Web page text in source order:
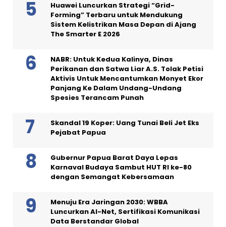
Huawei Luncurkan Strategi “Grid-
Forming” Terbaru untuk Mendukung
Sistem Kelistrikan Masa Depan di Ajang
The Smarter E 2026
NABR: Untuk Kedua Kalinya, Dinas
Perikanan dan Satwa Liar A.S. Tolak Petisi
Aktivis Untuk Mencantumkan Monyet Ekor
Panjang Ke Dalam Undang-Undang
Spesies Terancam Punah
Skandal 19 Koper: Uang Tunai Beli Jet Eks
Pejabat Papua
Gubernur Papua Barat Daya Lepas
Karnaval Budaya Sambut HUT RI ke-80
dengan Semangat Kebersamaan
Menuju Era Jaringan 2030: WBBA
Luncurkan AI-Net, Sertifikasi Komunikasi
Data Berstandar Global